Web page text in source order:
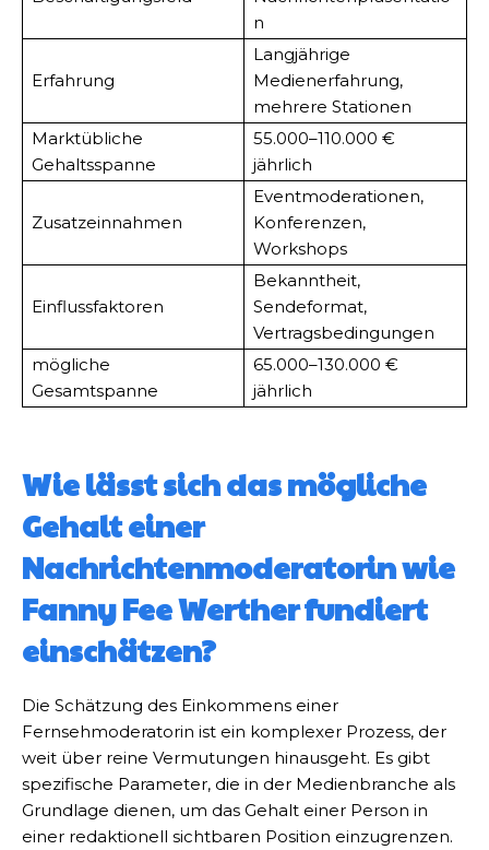
n
Erfahrung
Langjährige
Medienerfahrung,
mehrere Stationen
Marktübliche
Gehaltsspanne
55.000–110.000 €
jährlich
Zusatzeinnahmen
Eventmoderationen,
Konferenzen,
Workshops
Einflussfaktoren
Bekanntheit,
Sendeformat,
Vertragsbedingungen
mögliche
Gesamtspanne
65.000–130.000 €
jährlich
Wie lässt sich das mögliche
Gehalt einer
Nachrichtenmoderatorin wie
Fanny Fee Werther fundiert
einschätzen?
Die Schätzung des Einkommens einer
Fernsehmoderatorin ist ein komplexer Prozess, der
weit über reine Vermutungen hinausgeht. Es gibt
spezifische Parameter, die in der Medienbranche als
Grundlage dienen, um das Gehalt einer Person in
einer redaktionell sichtbaren Position einzugrenzen.